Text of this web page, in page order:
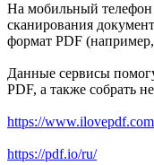
На мобильный
сканирования
формат PDF
Данные сервисы
PDF, а также собрать
https://
https://pdf.io/ru/